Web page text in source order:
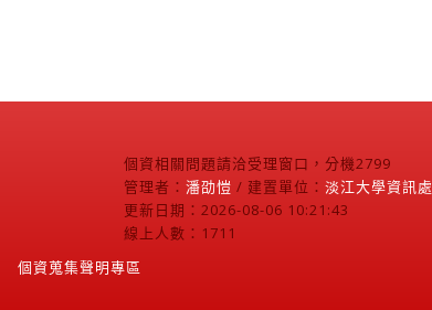
個資相關問題請洽受理窗口，分機2799
管理者： 潘劭愷 / 建置單位： 淡江大學資訊處
更新日期：2026-08-06 10:21:43
線上人數：1711
個資蒐集聲明專區